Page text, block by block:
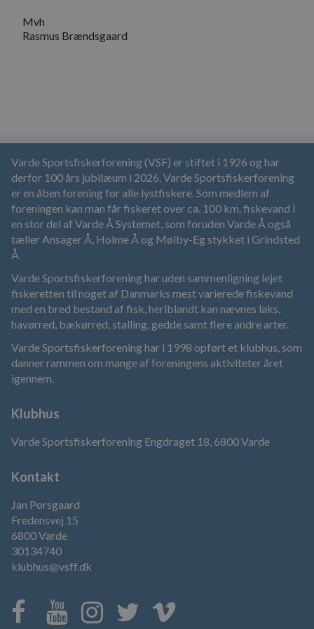
Mvh
Rasmus Brændsgaard
Varde Sportsfiskerforening (VSF) er stiftet i 1926 og har
derfor 100 års jubilæum i 2026. Varde Sportsfiskerforening
er en åben forening for alle lystfiskere. Som medlem af
foreningen kan man får fiskeret over ca. 100 km. fiskevand i
en stor del af Varde Å Systemet, som foruden Varde Å også
tæller Ansager Å, Holme Å og Mølby-Eg stykket i Grindsted
Å
Varde Sportsfiskerforening har uden sammenligning lejet
fiskeretten til noget af Danmarks mest varierede fiskevand
med en bred bestand af fisk, heriblandt kan nævnes laks,
havørred, bækørred, stalling, gedde samt flere andre arter.
Varde Sportsfiskerforening har i 1998 opført et klubhus, som
danner rammen om mange af foreningens aktiviteter året
igennem.
Klubhus
Varde Sportsfiskerforening Engdraget 18, 6800 Varde
Kontakt
Jan Porsgaard
Fredensvej 15
6800 Varde
30134740
klubhus@vsff.dk